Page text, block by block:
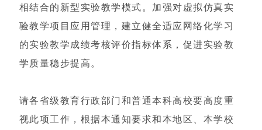
相结合的新型实验教学模式。加强对虚拟仿真实
验教学项目应用管理，建立健全适应网络化学习
的实验教学成绩考核评价指标体系，促进实验教
学质量稳步提高。
请各省级教育行政部门和普通本科高校要高度重
视此项工作，根据本通知要求和本地区、本学校